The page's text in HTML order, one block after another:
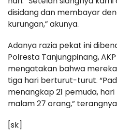
disidang dan membayar
kurungan,” akunya.
Adanya razia pekat ini
Polresta Tanjungpinang,
mengatakan bahwa
tiga hari berturut-turut.
menangkap 21 pemuda,
malam 27 orang,”
[sk]